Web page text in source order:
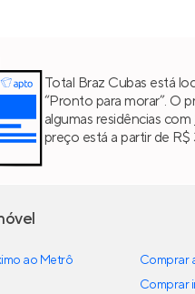
Total Braz Cubas está
“Pronto para morar”. O
algumas residências com
preço está a partir de R$
ao Metrô
Comprar
Comprar